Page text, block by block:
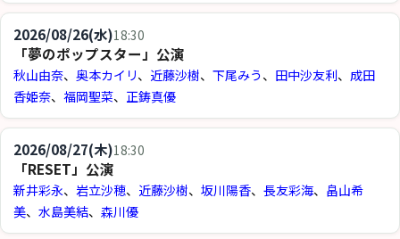
2026/08/26(水)18:30
「夢のポップスター」公演
秋山由奈、 奥本カイリ、 近藤沙樹、 下尾みう、 田中沙友利、 成田
香姫奈、 福岡聖菜、 正鋳真優
2026/08/27(木)18:30
「RESET」公演
新井彩永、 岩立沙穂、 近藤沙樹、 坂川陽香、 長友彩海、 畠山希
美、 水島美結、 森川優